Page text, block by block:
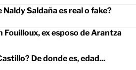
Saldaña es real o fake?
Fouilloux, ex esposo de Arantza
De donde es, edad...